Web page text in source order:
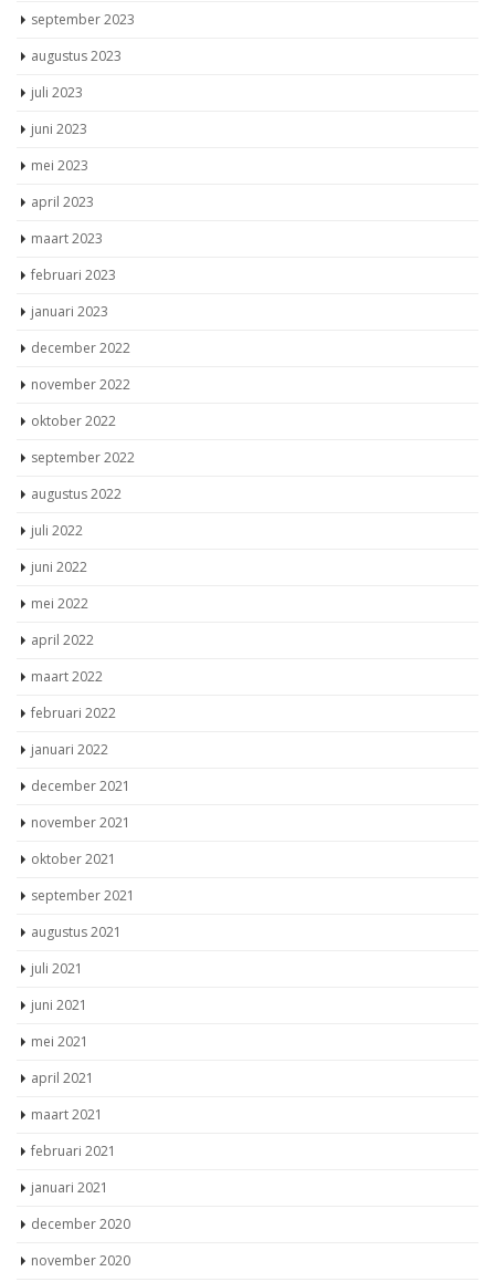
september 2023
augustus 2023
juli 2023
juni 2023
mei 2023
april 2023
maart 2023
februari 2023
januari 2023
december 2022
november 2022
oktober 2022
september 2022
augustus 2022
juli 2022
juni 2022
mei 2022
april 2022
maart 2022
februari 2022
januari 2022
december 2021
november 2021
oktober 2021
september 2021
augustus 2021
juli 2021
juni 2021
mei 2021
april 2021
maart 2021
februari 2021
januari 2021
december 2020
november 2020